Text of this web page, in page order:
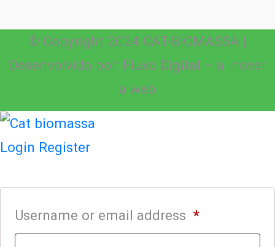
© Copyright 2024 CAT-BIOMASSA |
Desenvolvido por: Fluxo Digital – a inovar
a web
Login Register
Username or email address *